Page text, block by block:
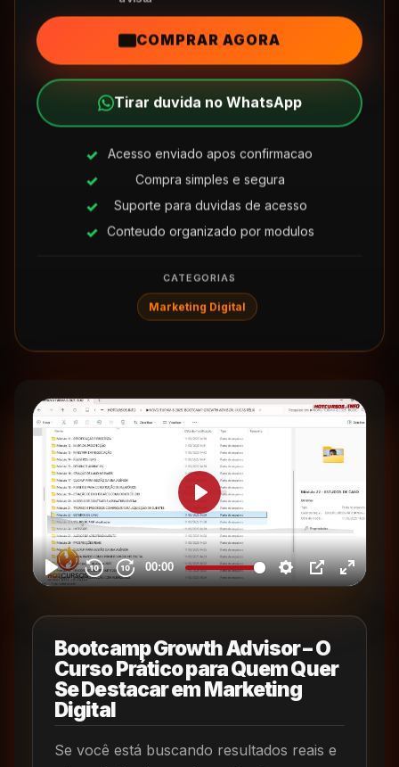
Bootcamp Growth Advisor – O
Curso Prático para Quem Quer
Se Destacar em Marketing
Digital
Se você está buscando resultados reais e
COMPRAR AGORA
Tirar duvida no WhatsApp
Acesso enviado apos confirmacao
Compra simples e segura
Suporte para duvidas de acesso
Conteudo organizado por modulos
CATEGORIAS
Marketing Digital